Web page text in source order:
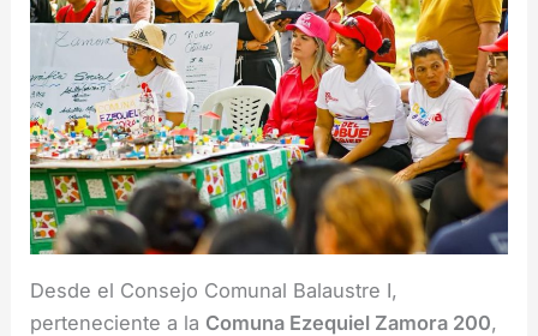
Desde el Consejo Comunal Balaustre I,
perteneciente a la Comuna Ezequiel Zamora 200,